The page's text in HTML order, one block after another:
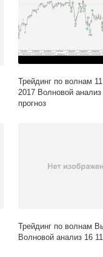
Трейдинг по волнам
2017 Волновой
прогноз
Трейдинг по волнам
Волновой анализ 16